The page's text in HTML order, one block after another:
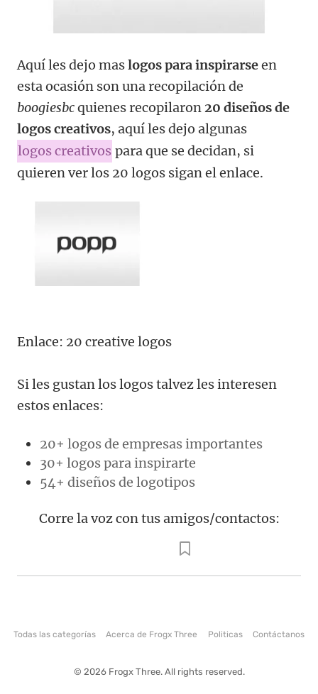
Aquí les dejo maslogos para inspirarseen
esta ocasión son una recopilación de
boogiesbcquienes recopilaron20 diseños de
logos creativos, aquí les dejo algunas
logos creativos para que se decidan, si
quieren ver los 20 logos sigan el enlace.
Enlace: 20 creative logos
Si les gustan los logos talvez les interesen
estos enlaces:
20+ logos de empresas importantes
30+ logos para inspirarte
54+ diseños de logotipos
Corre la voz con tus amigos/contactos:
Todas las categorías Acerca de Frogx Three Politicas Contáctanos
© 2026 Frogx Three. All rights reserved.